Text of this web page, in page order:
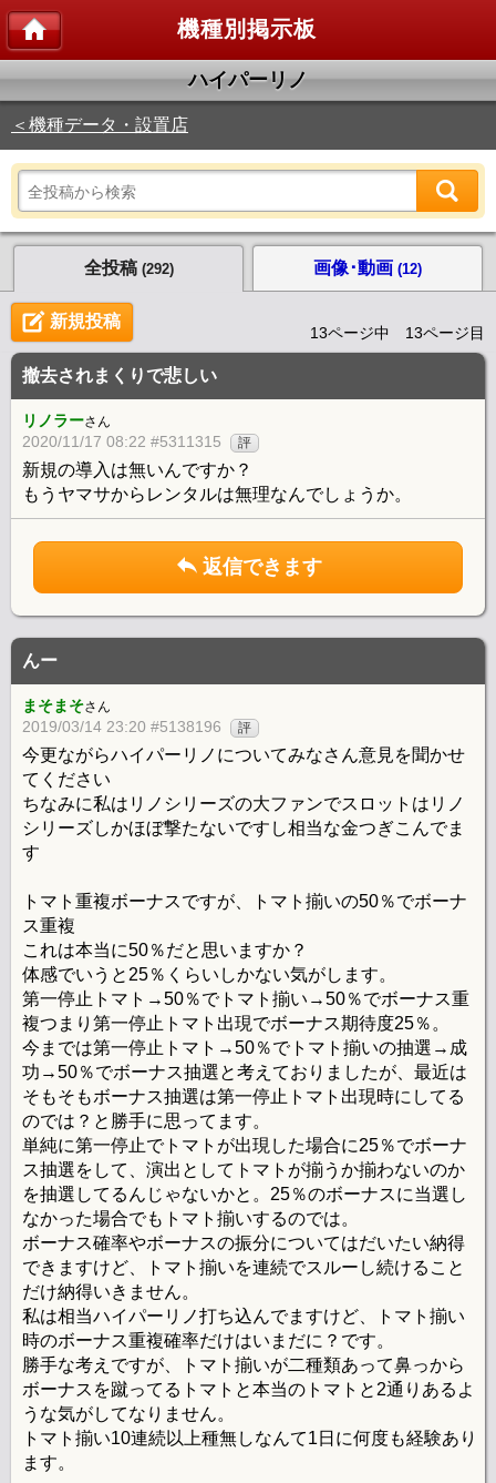
機種別掲示板
ハイパーリノ
＜機種データ・設置店
全投稿 (292) 画像･動画 (12)
新規投稿
13ページ中 13ページ目
撤去されまくりで悲しい
リノラーさん
2020/11/17 08:22 #5311315 評
新規の導入は無いんですか？
もうヤマサからレンタルは無理なんでしょうか。
返信できます
んー
まそまそさん
2019/03/14 23:20 #5138196 評
今更ながらハイパーリノについてみなさん意見を聞かせ
てください
ちなみに私はリノシリーズの大ファンでスロットはリノ
シリーズしかほぼ撃たないですし相当な金つぎこんでま
す
トマト重複ボーナスですが、トマト揃いの50％でボーナ
ス重複
これは本当に50％だと思いますか？
体感でいうと25％くらいしかない気がします。
第一停止トマト→50％でトマト揃い→50％でボーナス重
複つまり第一停止トマト出現でボーナス期待度25％。
今までは第一停止トマト→50％でトマト揃いの抽選→成
功→50％でボーナス抽選と考えておりましたが、最近は
そもそもボーナス抽選は第一停止トマト出現時にしてる
のでは？と勝手に思ってます。
単純に第一停止でトマトが出現した場合に25％でボーナ
ス抽選をして、演出としてトマトが揃うか揃わないのか
を抽選してるんじゃないかと。25％のボーナスに当選し
なかった場合でもトマト揃いするのでは。
ボーナス確率やボーナスの振分についてはだいたい納得
できますけど、トマト揃いを連続でスルーし続けること
だけ納得いきません。
私は相当ハイパーリノ打ち込んでますけど、トマト揃い
時のボーナス重複確率だけはいまだに？です。
勝手な考えですが、トマト揃いが二種類あって鼻っから
ボーナスを蹴ってるトマトと本当のトマトと2通りあるよ
うな気がしてなりません。
トマト揃い10連続以上種無しなんて1日に何度も経験あり
ます。